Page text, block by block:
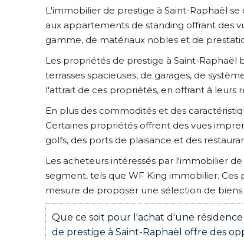
L'immobilier de prestige à Saint-Raphaël
aux appartements de standing offrant des
gamme, de matériaux nobles et de
Les propriétés de prestige à Saint-Raphaël
terrasses spacieuses, de garages, de
l'attrait de ces propriétés, en offrant à leurs
En plus des commodités et des
Certaines propriétés offrent des vues
golfs, des ports de plaisance et des
Les acheteurs intéressés par l'immobilier
segment, tels que WF King immobilier.
mesure de proposer une sélection de
Que ce soit pour l'achat d'une
de prestige à Saint-Raphaël offre des